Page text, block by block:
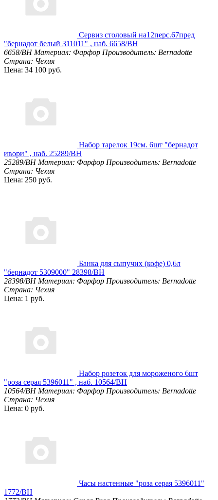
Сервиз столовый на12перс.67пред
"бернадот белый 311011" , наб. 6658/BH
6658/BH Материал: Фарфор Производитель: Bernadotte
Страна: Чехия
Цена: 34 100 руб.
Набор тарелок 19см. 6шт "бернадот
ивори" , наб. 25289/BH
25289/BH Материал: Фарфор Производитель: Bernadotte
Страна: Чехия
Цена: 250 руб.
Банка для сыпучих (кофе) 0,6л
"бернадот 5309000" 28398/BH
28398/BH Материал: Фарфор Производитель: Bernadotte
Страна: Чехия
Цена: 1 руб.
Набор розеток для мороженого 6шт
"роза серая 5396011" , наб. 10564/BH
10564/BH Материал: Фарфор Производитель: Bernadotte
Страна: Чехия
Цена: 0 руб.
Часы настенные "роза серая 5396011"
1772/BH